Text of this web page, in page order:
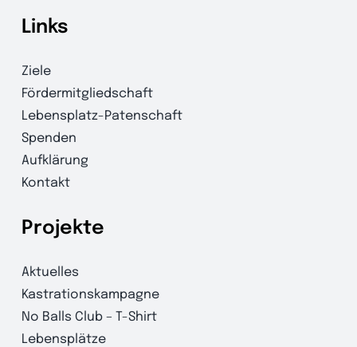
Links
Ziele
Fördermitgliedschaft
Lebensplatz-Patenschaft
Spenden
Aufklärung
Kontakt
Projekte
Aktuelles
Kastrationskampagne
No Balls Club – T-Shirt
Lebensplätze